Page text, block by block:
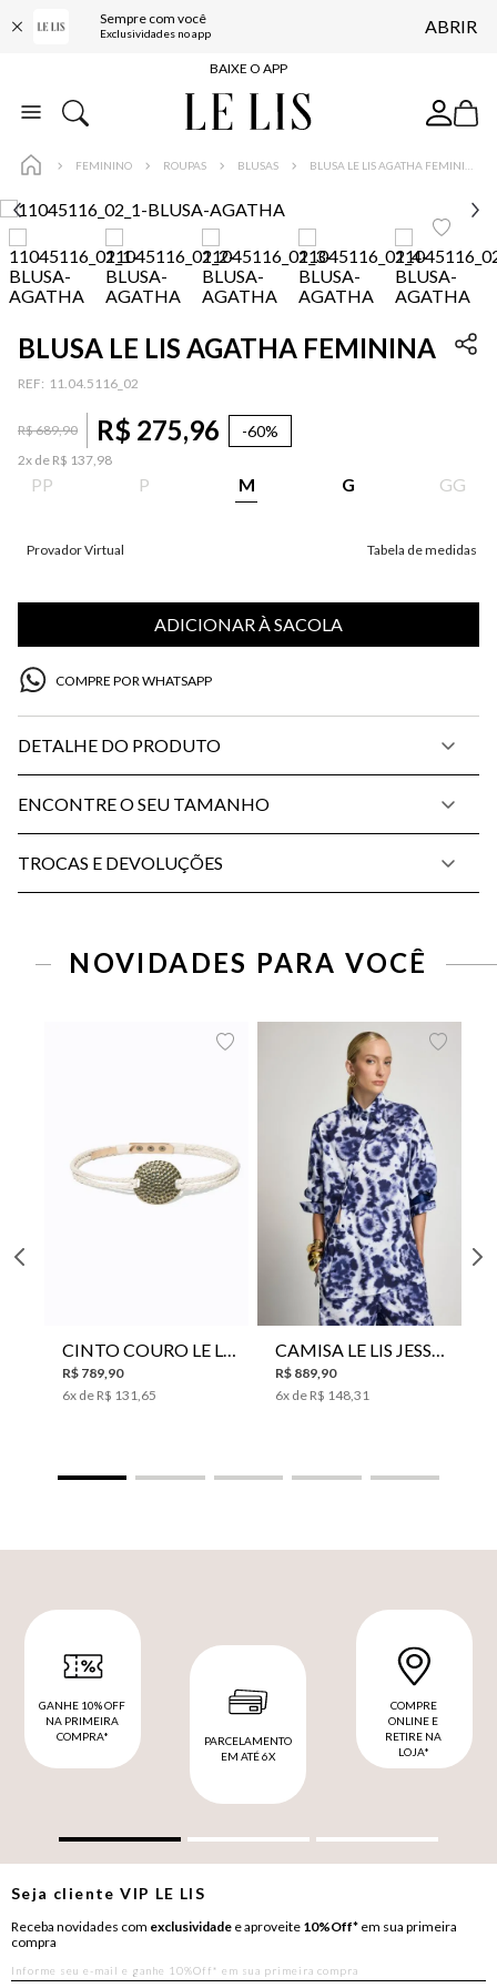
Sempre com você
Exclusividades no app ABRIR
FRETE GRÁTIS*
BAIXE O APP
10% OFF NA PRIMEIRA COMPRA*
FRETE GRÁTIS*
BAIXE O APP
10% OFF NA PRIMEIRA COMPRA*
FEMININO ROUPAS BLUSAS
BLUSA LE LIS AGATHA FEMININA
: 11.04.5116_02
R$689,90 R$ 275,96 -60%
2x de R$ 137,98
PP P M G GG
Provador Virtual Tabela de medidas
ADICIONAR À SACOLA
COMPRE POR WHATSAPP
DETALHE DO PRODUTO
ENCONTRE O SEU TAMANHO
TROCAS E DEVOLUÇÕES
NOVIDADES PARA VOCÊ
R$ 789 90
6x de R$ 131 65
R$ 889 90
6x de R$ 148 31
GANHE 10% OFF
NA PRIMEIRA
COMPRA*
PARCELAMENTO
EM ATÉ 6X
COMPRE
ONLINE E
RETIRE NA
LOJA*
Seja clienteVIP LE LIS
Receba novidades com exclusividade e aproveite 10%Off* em sua primeira
compra